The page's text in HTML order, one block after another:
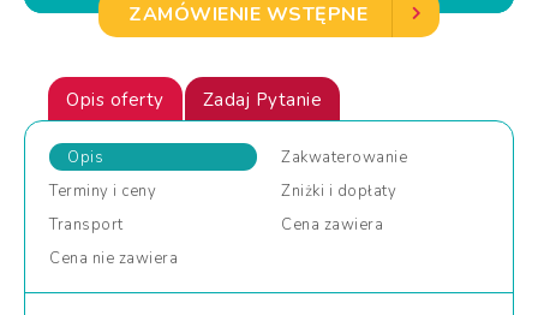
ZAMÓWIENIE WSTĘPNE
Opis oferty Zadaj Pytanie
Opis
Zakwaterowanie
Terminy i ceny Zniżki i dopłaty
Transport
Cena zawiera
Cena nie zawiera